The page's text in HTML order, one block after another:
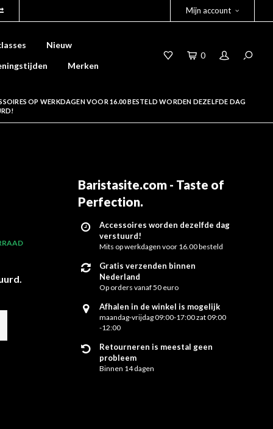
Mijn account
Nieuw
Merken
0
OP WERKDAGEN VOOR 16.00 BESTELD WORDEN DEZELFDE DAG
Baristasite.com - Taste of
Perfection.
Accessoires worden dezelfde dag
verstuurd!
Mits op werkdagen voor 16.00 besteld
Gratis verzenden binnen
Nederland
Op orders vanaf 50 euro
Afhalen in de winkel is mogelijk
maandag-vrijdag 09:00-17:00 zat 09:00
-12:00
Retourneren is meestal geen
probleem
Binnen 14 dagen